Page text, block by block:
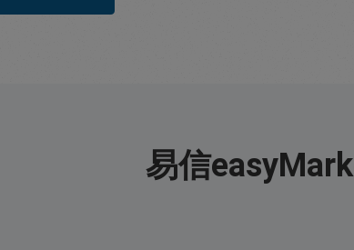
易信